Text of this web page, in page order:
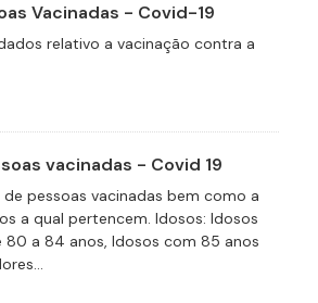
Vacinadas - Covid-19
relativo a vacinação contra a
vacinadas - Covid 19
pessoas vacinadas bem como a
a qual pertencem. Idosos: Idosos
80 a 84 anos, Idosos com 85 anos